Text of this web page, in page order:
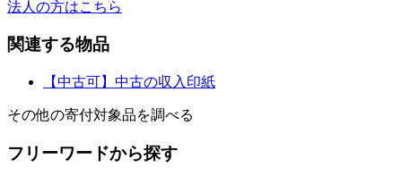
法人の方はこちら
関連する物品
【中古可】中古の収入印紙
その他の寄付対象品を調べる
フリーワードから探す